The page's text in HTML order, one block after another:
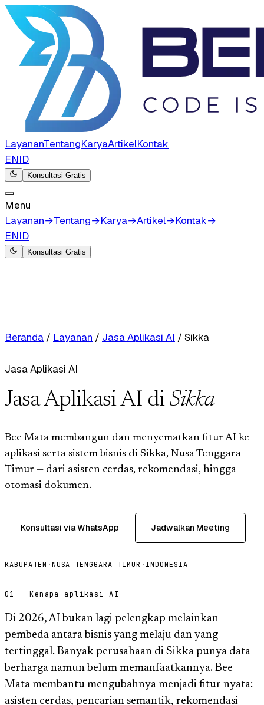
LayananTentangKaryaArtikelKontak
ENID
Konsultasi Gratis
Menu
Layanan→Tentang→Karya→Artikel→Kontak→
ENID
Konsultasi Gratis
Beranda / Layanan / Jasa Aplikasi AI / Sikka
Jasa Aplikasi AI
Jasa Aplikasi AI di Sikka
Bee Mata membangun dan menyematkan fitur AI ke
aplikasi serta sistem bisnis di Sikka, Nusa Tenggara
Timur — dari asisten cerdas, rekomendasi, hingga
otomasi dokumen.
Konsultasi via WhatsApp Jadwalkan Meeting
KABUPATEN ·NUSA TENGGARA TIMUR · INDONESIA
01 — Kenapa aplikasi AI
Di 2026, AI bukan lagi pelengkap melainkan
pembeda antara bisnis yang melaju dan yang
tertinggal. Banyak perusahaan di Sikka punya data
berharga namun belum memanfaatkannya. Bee
Mata membantu mengubahnya menjadi fitur nyata:
asisten cerdas, pencarian semantik, rekomendasi